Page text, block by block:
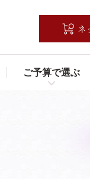
ご予算で選ぶ